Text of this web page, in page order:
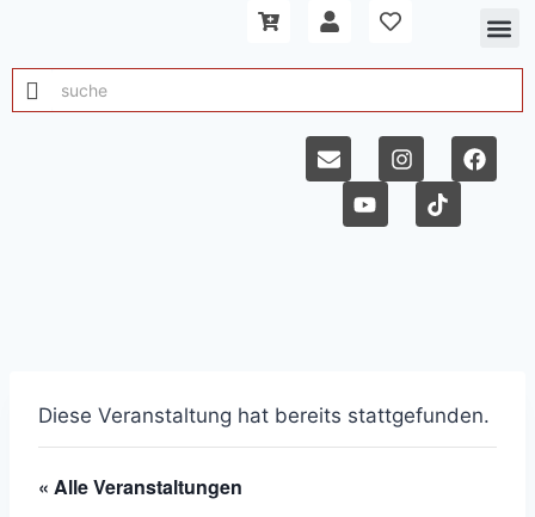
Diese Veranstaltung hat bereits stattgefunden.
« Alle Veranstaltungen